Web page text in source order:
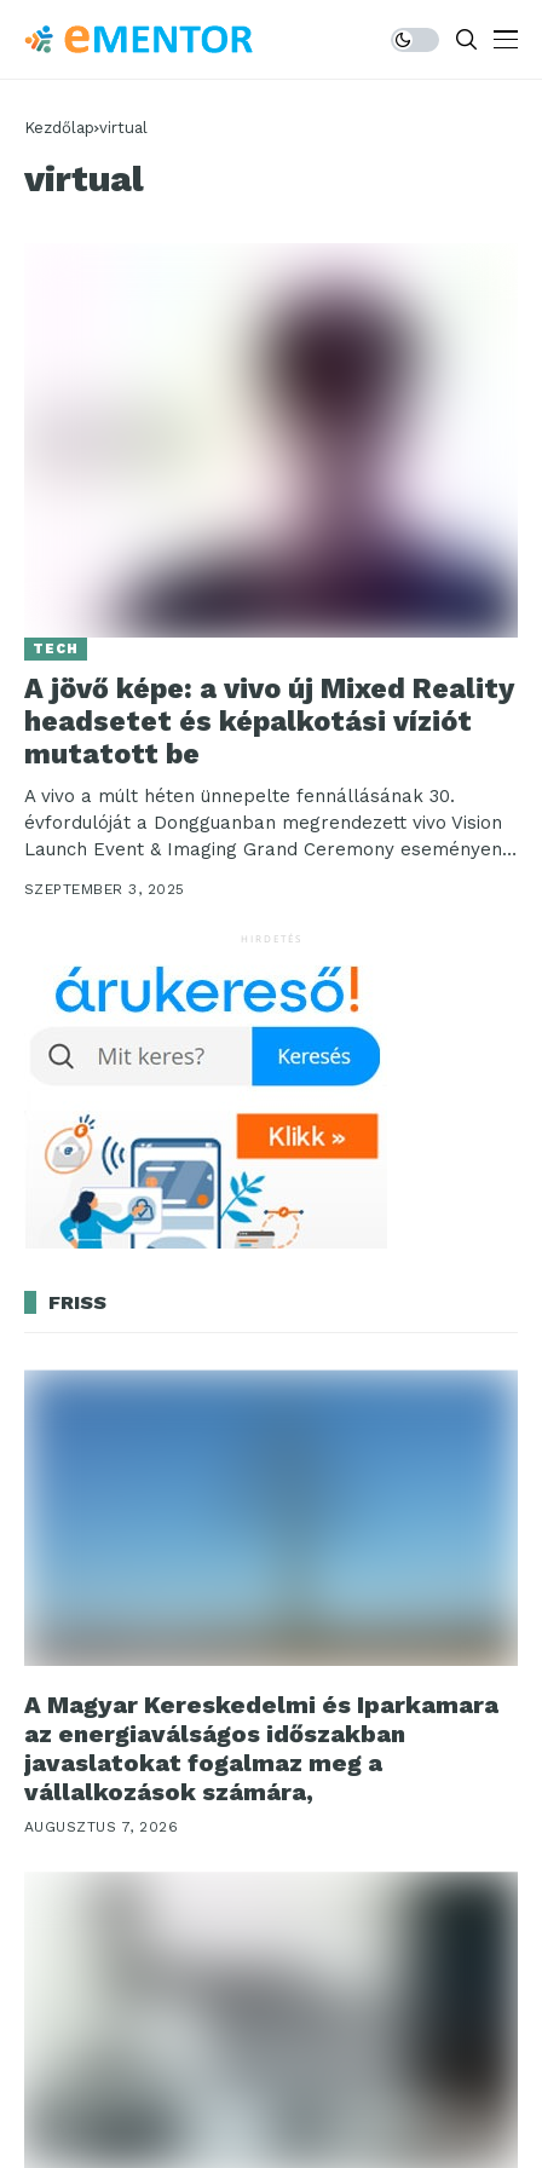
Kezdőlap virtual
virtual
TECH
A jövő képe: a vivo új Mixed Reality
headsetet és képalkotási víziót
mutatott be
A vivo a múlt héten ünnepelte fennállásának 30.
évfordulóját a Dongguanban megrendezett vivo Vision
Launch Event & Imaging Grand Ceremony eseményen.
SZEPTEMBER 3, 2025
HIRDETÉS
FRISS
A Magyar Kereskedelmi és Iparkamara
az energiaválságos időszakban
javaslatokat fogalmaz meg a
vállalkozások számára,
AUGUSZTUS 7, 2026